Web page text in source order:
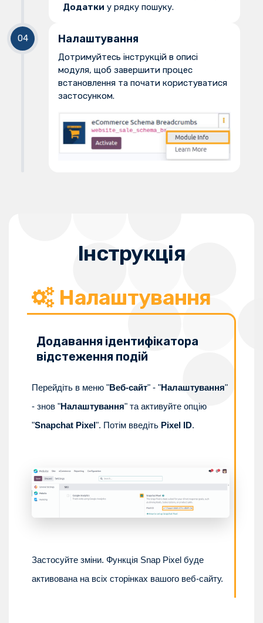
Додатки у рядку пошуку.
Налаштування
Дотримуйтесь інструкцій в описі
модуля, щоб завершити процес
встановлення та почати користуватися
застосунком.
Інструкція
Налаштування
Додавання ідентифікатора
відстеження подій
Перейдіть в меню "Веб-сайт" - "Налаштування"
- знов "Налаштування" та активуйте опцію
"Snapchat Pixel". Потім введіть Pixel ID.
Застосуйте зміни. Функція Snap Pixel буде
активована на всіх сторінках вашого веб-сайту.